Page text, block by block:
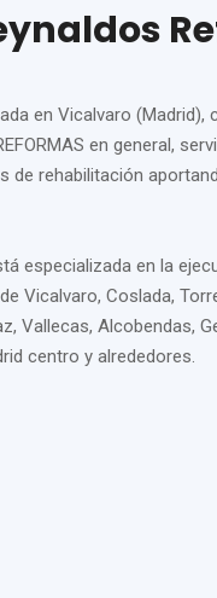
en Vicalvaro (Madrid),
en general,
de rehabilitación
especializada en la
Vicalvaro, Coslada,
Vallecas, Alcobendas,
centro y alrededores.